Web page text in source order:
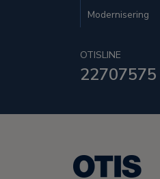
Modernisering
OTISLINE